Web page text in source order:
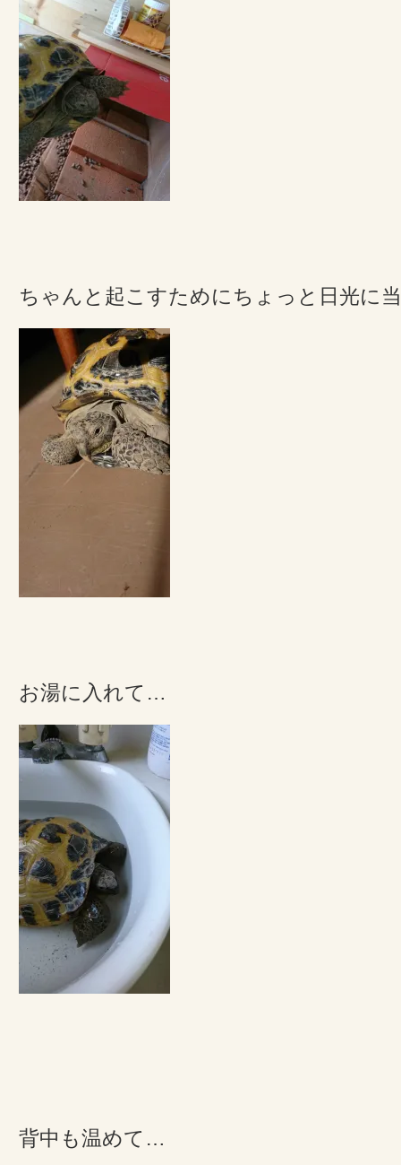
ちゃんと起こすためにちょっと日光に
お湯に入れて…
背中も温めて…